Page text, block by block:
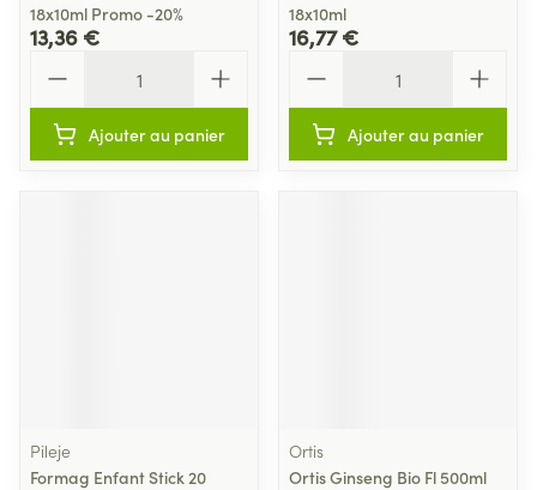
18x10ml Promo -20%
13,36 €
Ajouter au panier
18x10ml
16,77 €
Ajouter au panier
Pileje
Formag Enfant Stick 20
Ortis
Ortis Ginseng Bio Fl 500ml